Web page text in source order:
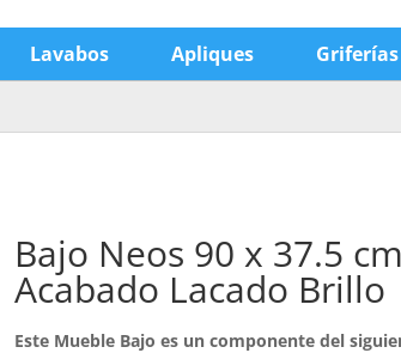
Lavabos Apliques Griferías
Bajo Neos 90 x 37.5
Acabado Lacado Brillo
Este Mueble Bajo es un componente del